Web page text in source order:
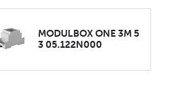
MODULBOX ONE 3M 5
3 05.122N000